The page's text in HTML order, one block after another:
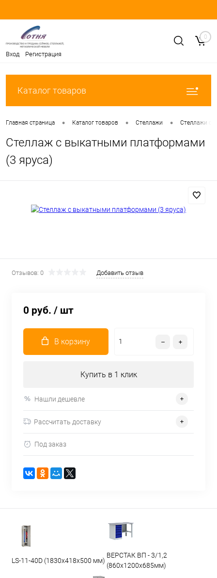
Вход Регистрация
0
Каталог товаров
Главная страница • Каталог товаров • Стеллажи • Стеллажи с
Стеллаж с выкатными платформами
(3 яруса)
Отзывов: 0 Добавить отзыв
0 руб. / шт
В корзину
Купить в 1 клик
Нашли дешевле
Рассчитать доставку
Под заказ
LS-11-40D (1830x418x500 мм)
ВЕРСТАК ВП - 3/1,2
(860х1200х685мм)